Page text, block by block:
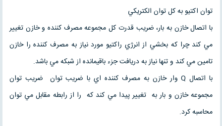
توان اكتيو به كل توان الكتريكي
با اتصال خازن به بار، ضريب قدرت كل مجموعه مصرف كننده و خازن تغيير
مي كند چرا كه بخشي از انرژي راكتيو مورد نياز به مصرف كننده را خازن
تامين مي كند و تنها نياز به دريافت جزء باقيمانده از شبكه مي باشد.
با اتصال Q وار خازن به مصرف كننده اي با ضريب توان ضريب توان
مجموعه خازن و بار به تغيير پيدا مي كند كه را از رابطه مقابل مي توان
محاسبه كرد.